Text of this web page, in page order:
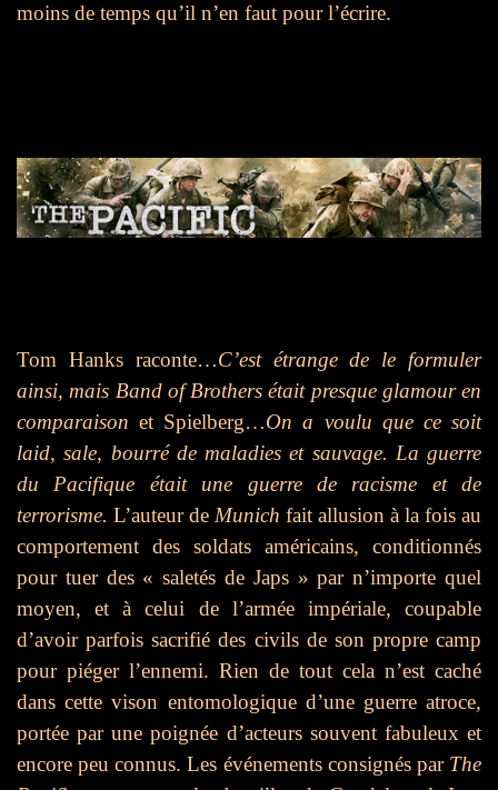
moins de temps qu’il n’en faut pour l’écrire.
Tom Hanks raconte…C’est étrange de le formuler
ainsi, mais Band of Brothers était presque glamour en
comparaison et Spielberg…On a voulu que ce soit
laid, sale, bourré de maladies et sauvage. La guerre
du Pacifique était une guerre de racisme et de
terrorisme. L’auteur de Munich fait allusion à la fois au
comportement des soldats américains, conditionnés
pour tuer des « saletés de Japs » par n’importe quel
moyen, et à celui de l’armée impériale, coupable
d’avoir parfois sacrifié des civils de son propre camp
pour piéger l’ennemi. Rien de tout cela n’est caché
dans cette vison entomologique d’une guerre atroce,
portée par une poignée d’acteurs souvent fabuleux et
encore peu connus. Les événements consignés par The